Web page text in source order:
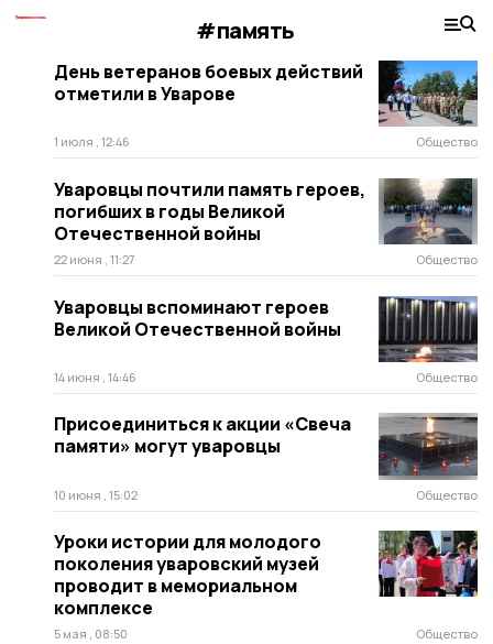
#память
День ветеранов боевых действий
отметили в Уварове
1 июля , 12:46 Общество
Уваровцы почтили память героев,
погибших в годы Великой
Отечественной войны
22 июня , 11:27 Общество
Уваровцы вспоминают героев
Великой Отечественной войны
14 июня , 14:46 Общество
Присоединиться к акции «Свеча
памяти» могут уваровцы
10 июня , 15:02 Общество
Уроки истории для молодого
поколения уваровский музей
проводит в мемориальном
комплексе
5 мая , 08:50 Общество